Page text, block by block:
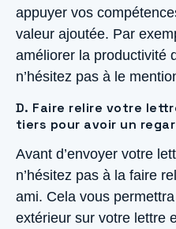
appuyer vos
valeur ajoutée. Par
améliorer la productivité
n’hésitez pas à le
D. Faire relire votre
tiers pour avoir un
Avant d’envoyer votre
n’hésitez pas à la faire
ami. Cela vous permettra
extérieur sur votre lettre